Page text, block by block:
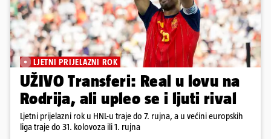
LJETNI PRIJELAZNI ROK
UŽIVO Transferi: Real u lovu na
Rodrija, ali upleo se i ljuti rival
Ljetni prijelazni rok u HNL-u traje do 7. rujna, a u većini europskih
liga traje do 31. kolovoza ili 1. rujna